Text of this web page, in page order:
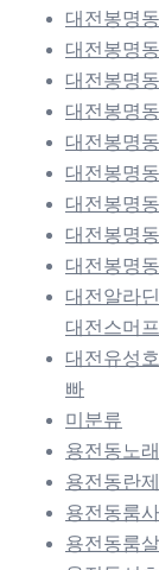
대전봉명
대전봉명
대전봉명
대전봉명
대전봉명
대전봉명
대전봉명
대전봉명
대전봉명
대전알라
대전스머
대전유성
빠
미분류
용전동노
용전동란
용전동룸
용전동룸